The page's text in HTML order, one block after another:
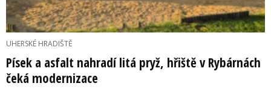
UHERSKÉ HRADIŠTĚ
Písek a asfalt nahradí litá pryž, hřiště v Rybárnách
čeká modernizace